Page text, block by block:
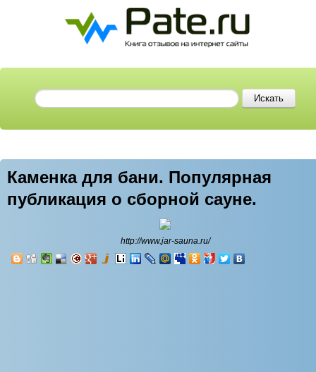
Каменка для бани. Популярная
публикация о сборной сауне.
http://www.jar-sauna.ru/